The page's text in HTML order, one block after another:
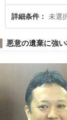
相談無料で悪意の遺
談予約したい』など
詳細条件 未選
悪意の遺棄に強